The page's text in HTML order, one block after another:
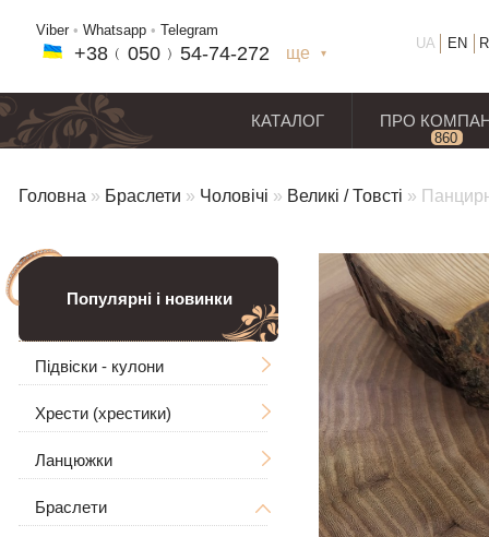
Viber • Whatsapp • Telegram
+38﹙ 050 ﹚54-74-272 ще
+38(068) 97
UA EN
КАТАЛОГ ПРО
860
Головна » Браслети » Чоловічі » Великі / Товсті »
Популярні і новинки
Підвіски - кулони
Чоловічі
Великі
Ладанки
Дерево Життя
Хрести (хрестики)
Без розп'яття
З розп'яттям
Ланцюжки
Чоловічі
Браслети